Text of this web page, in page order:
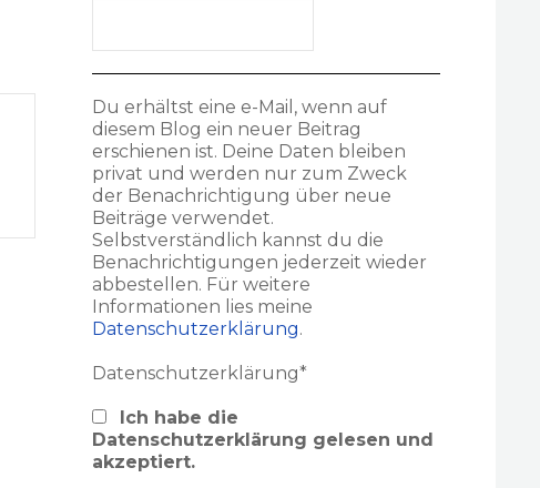
Du erhältst eine e-Mail, wenn auf
diesem Blog ein neuer Beitrag
erschienen ist. Deine Daten bleiben
privat und werden nur zum Zweck
der Benachrichtigung über neue
Beiträge verwendet.
Selbstverständlich kannst du die
Benachrichtigungen jederzeit wieder
abbestellen. Für weitere
Informationen lies meine
Datenschutzerklärung.
Datenschutzerklärung*
Ich habe die
Datenschutzerklärung gelesen und
akzeptiert.